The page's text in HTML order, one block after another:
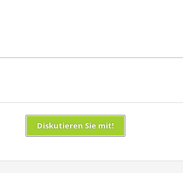
Diskutieren Sie mit!